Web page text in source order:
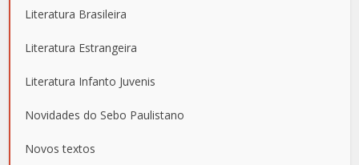
Literatura Brasileira
Literatura Estrangeira
Literatura Infanto Juvenis
Novidades do Sebo Paulistano
Novos textos